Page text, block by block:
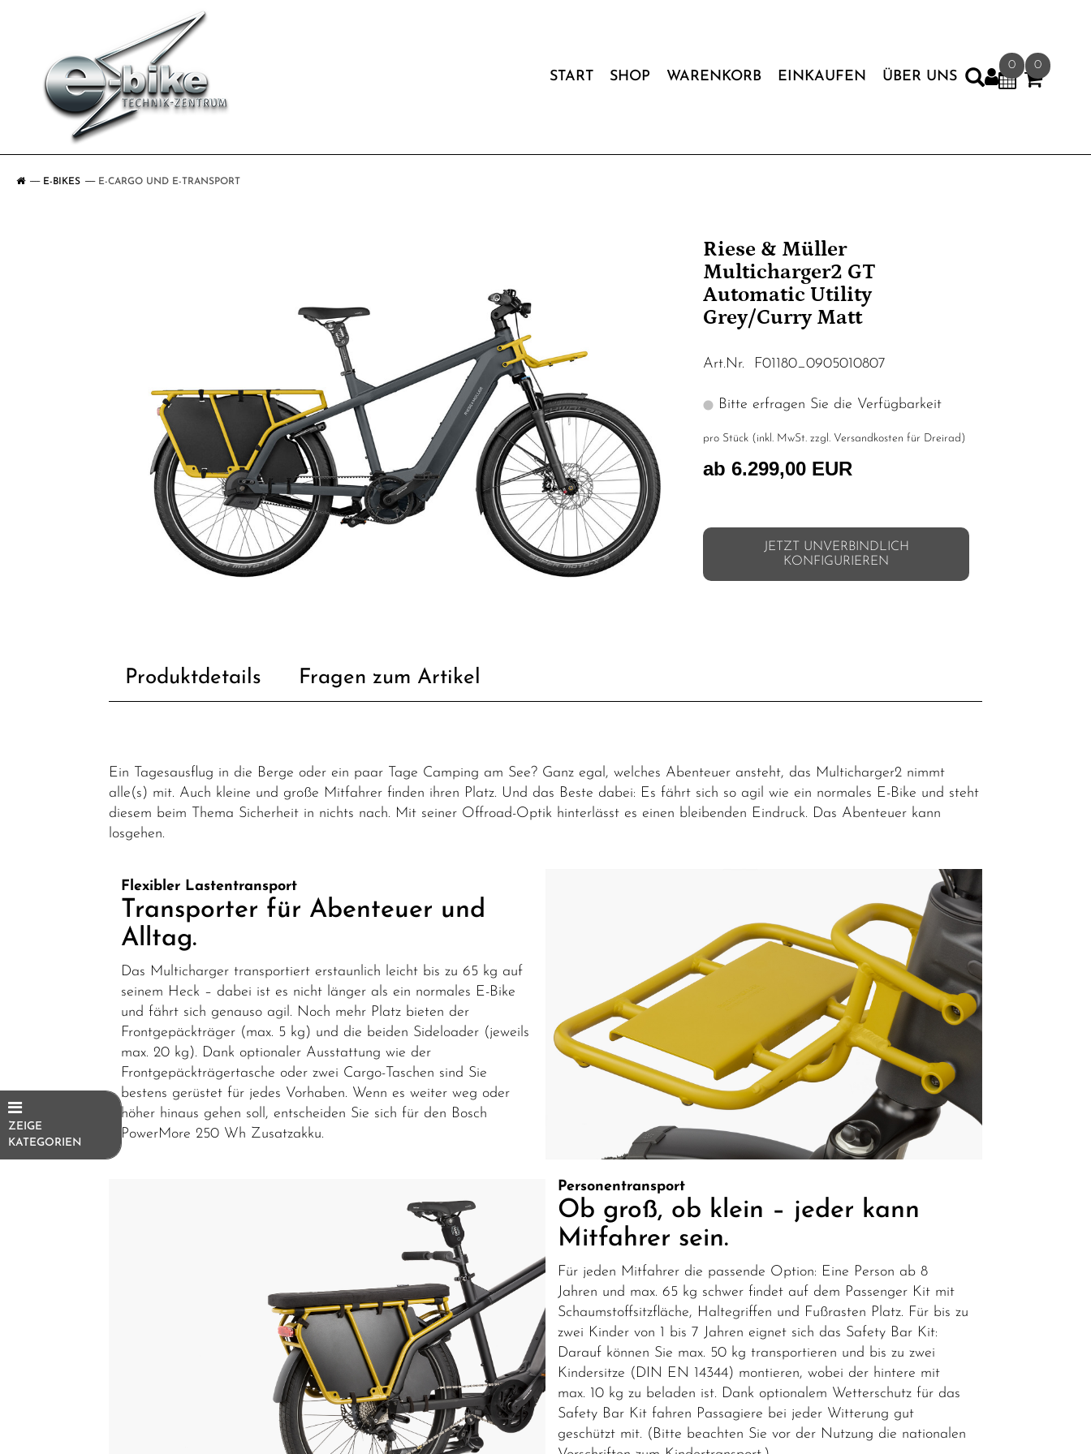
START SHOP WARENKORB EINKAUFEN ÜBER UNS
0 0
E-BIKES E-CARGO UND E-TRANSPORT
ZEIGE
KATEGORIEN
Riese & Müller
Multicharger2 GT
Automatic Utility
Grey/Curry Matt
Art.Nr. F01180_0905010807
Bitte erfragen Sie die Verfügbarkeit
pro Stück (inkl. MwSt. zzgl. Versandkosten für Dreirad )
ab 6.299,00 EUR
JETZT UNVERBINDLICH
KONFIGURIEREN
Produktdetails Fragen zum Artikel
Ein Tagesausflug in die Berge oder ein paar Tage Camping am See? Ganz egal, welches Abenteuer ansteht, das Multicharger2 nimmt
alle(s) mit. Auch kleine und große Mitfahrer finden ihren Platz. Und das Beste dabei: Es fährt sich so agil wie ein normales E-Bike und steht
diesem beim Thema Sicherheit in nichts nach. Mit seiner Offroad-Optik hinterlässt es einen bleibenden Eindruck. Das Abenteuer kann
losgehen.
Flexibler Lastentransport
Transporter für Abenteuer und
Alltag.
Das Multicharger transportiert erstaunlich leicht bis zu 65 kg auf
seinem Heck – dabei ist es nicht länger als ein normales E-Bike
und fährt sich genauso agil. Noch mehr Platz bieten der
Frontgepäckträger (max. 5 kg) und die beiden Sideloader (jeweils
max. 20 kg). Dank optionaler Ausstattung wie der
Frontgepäckträgertasche oder zwei Cargo-Taschen sind Sie
bestens gerüstet für jedes Vorhaben. Wenn es weiter weg oder
höher hinaus gehen soll, entscheiden Sie sich für den Bosch
PowerMore 250 Wh Zusatzakku.
Personentransport
Ob groß, ob klein – jeder kann
Mitfahrer sein.
Für jeden Mitfahrer die passende Option: Eine Person ab 8
Jahren und max. 65 kg schwer findet auf dem Passenger Kit mit
Schaumstoffsitzfläche, Haltegriffen und Fußrasten Platz. Für bis zu
zwei Kinder von 1 bis 7 Jahren eignet sich das Safety Bar Kit:
Darauf können Sie max. 50 kg transportieren und bis zu zwei
Kindersitze (DIN EN 14344) montieren, wobei der hintere mit
max. 10 kg zu beladen ist. Dank optionalem Wetterschutz für das
Safety Bar Kit fahren Passagiere bei jeder Witterung gut
geschützt mit. (Bitte beachten Sie vor der Nutzung die nationalen